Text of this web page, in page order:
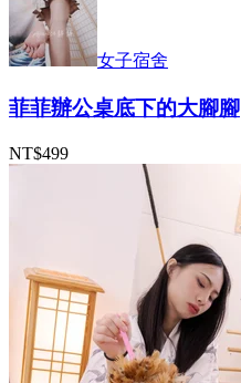
女子宿舍
菲菲辦公桌底下的大腳腳
NT$499